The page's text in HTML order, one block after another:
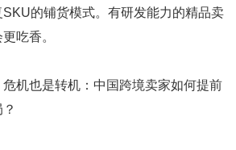
SKU的铺货模式。有研发能力的精品卖
吃香。
危机也是转机：中国跨境卖家如何提前